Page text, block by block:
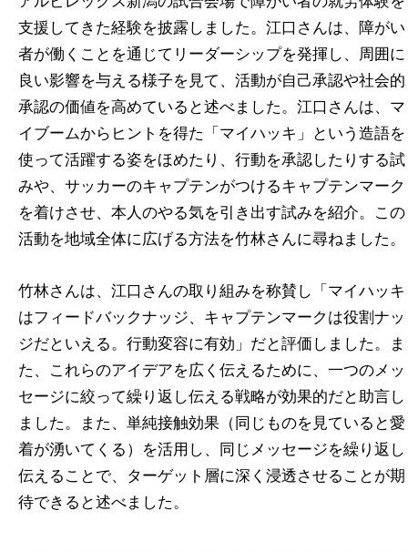
支援してきた経験を披露しました。江口さんは、障がい
者が働くことを通じてリーダーシップを発揮し、周囲に
良い影響を与える様子を見て、活動が自己承認や社会的
承認の価値を高めていると述べました。江口さんは、マ
イブームからヒントを得た「マイハッキ」という造語を
使って活躍する姿をほめたり、行動を承認したりする試
みや、サッカーのキャプテンがつけるキャプテンマーク
を着けさせ、本人のやる気を引き出す試みを紹介。この
活動を地域全体に広げる方法を竹林さんに尋ねました。
竹林さんは、江口さんの取り組みを称賛し「マイハッキ
はフィードバックナッジ、キャプテンマークは役割ナッ
ジだといえる。行動変容に有効」だと評価しました。ま
た、これらのアイデアを広く伝えるために、一つのメッ
セージに絞って繰り返し伝える戦略が効果的だと助言し
ました。また、単純接触効果（同じものを見ていると愛
着が湧いてくる）を活用し、同じメッセージを繰り返し
伝えることで、ターゲット層に深く浸透させることが期
待できると述べました。